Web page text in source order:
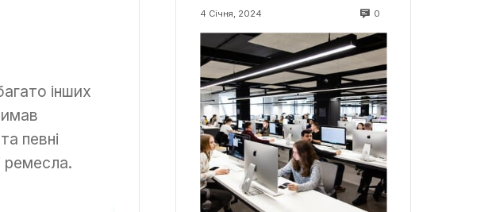
інших
певні
ремесла.
4 Січня, 2024 0